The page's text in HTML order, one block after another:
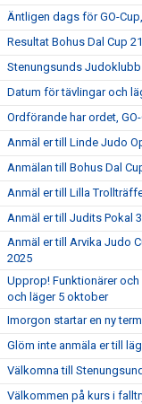
Äntligen dags för GO-
Resultat Bohus Dal Cup
Stenungsunds
Datum för tävlingar och
Ordförande har ordet,
Anmäl er till Linde Judo
Anmälan till Bohus Dal
Anmäl er till Lilla
Anmäl er till Judits Pokal
Anmäl er till Arvika Judo
2025
Upprop! Funktionärer
och läger 5 oktober
Imorgon startar en ny
Glöm inte anmäla er till
Välkomna till
Välkommen på kurs i